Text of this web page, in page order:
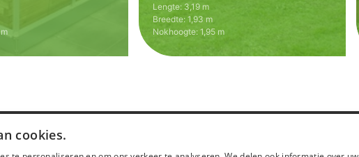
Lengte: 3,19 m
Breedte: 1,93 m
Nokhoogte: 1,95 m
cookies.